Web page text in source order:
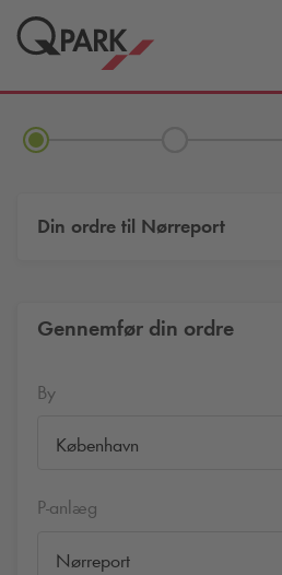
Din ordre til Nørreport
Gennemfør din ordre
By
København
P-anlæg
Nørreport